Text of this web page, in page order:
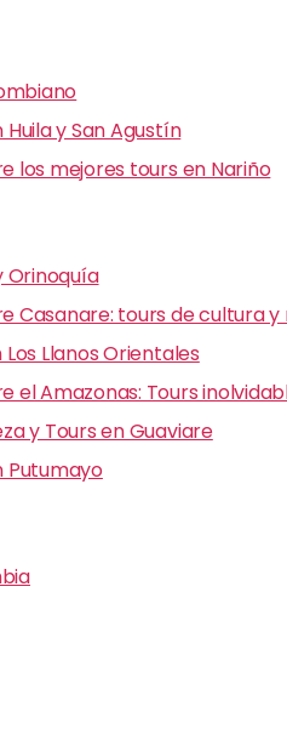
Huila y San Agustín
los mejores tours en Nariño
Orinoquía
Casanare: tours de cultura
Los Llanos Orientales
el Amazonas: Tours
y Tours en Guaviare
Putumayo